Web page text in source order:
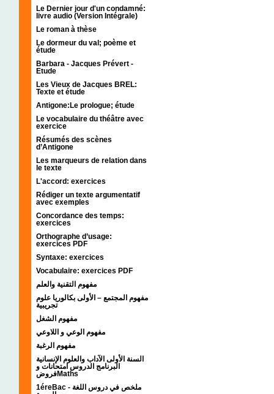
Le Dernier jour d'un condamné:
livre audio (Version Intégrale)
Le roman à thèse
Le dormeur du val; poème et
étude
Barbara - Jacques Prévert -
Etude
Les Vieux de Jacques BREL:
Texte et étude
Antigone:Le prologue; étude
Le vocabulaire du théâtre avec
exercice
Résumés des scènes
d’Antigone
Les marqueurs de relation dans
le texte
L'accord: exercices
Rédiger un texte argumentatif
avec exemples
Concordance des temps:
exercices
Orthographe d’usage:
exercices PDF
Syntaxe: exercices
Vocabulaire: exercices PDF
مفهوم التقنية والعلم
مفهوم المجتمع – الأولى بكالوريا علوم
تجريبية
مفهوم الشغل
مفهوم الوعي و اللاوعي
مفهوم الرغبة
السنة الأولى الآداب والعلوم الإنسانية
البرنامج الدروس امتحانات و
فروضMaths
1éreBac - ملخص في دروس اللغة